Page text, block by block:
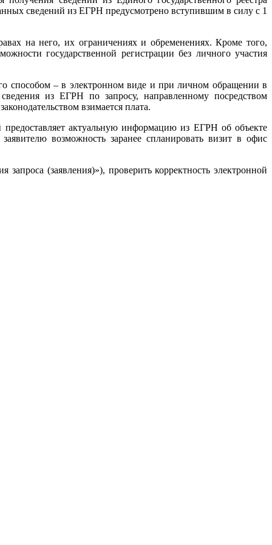
сведений из ЕГРН предусмотрено вступившим в силу с 1
на него, их ограничениях и обременениях. Кроме того,
государственной регистрации без личного участия
способом – в электронном виде и при личном обращении в
из ЕГРН по запросу, направленному посредством
взимается плата.
актуальную информацию из ЕГРН об объекте
возможность заранее спланировать визит в офис
(заявления)»), проверить корректность электронной